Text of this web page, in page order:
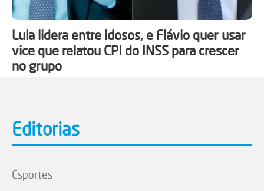
Lula lidera entre idosos, e Flávio quer usar
vice que relatou CPI do INSS para crescer
no grupo
Editorias
Esportes